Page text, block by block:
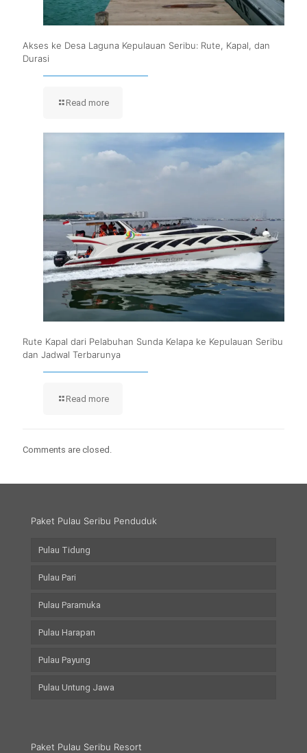
Akses ke Desa Laguna Kepulauan Seribu: Rute, Kapal, dan
Durasi
Read more
Rute Kapal dari Pelabuhan Sunda Kelapa ke Kepulauan Seribu
dan Jadwal Terbarunya
Read more
Comments are closed.
Paket Pulau Seribu Penduduk
Pulau Tidung
Pulau Pari
Pulau Paramuka
Pulau Harapan
Pulau Payung
Pulau Untung Jawa
Paket Pulau Seribu Resort